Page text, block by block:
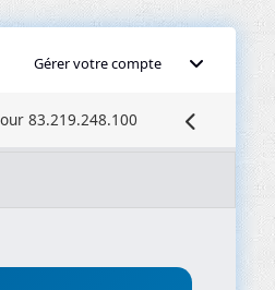
Gérer votre compte
83.219.248.100